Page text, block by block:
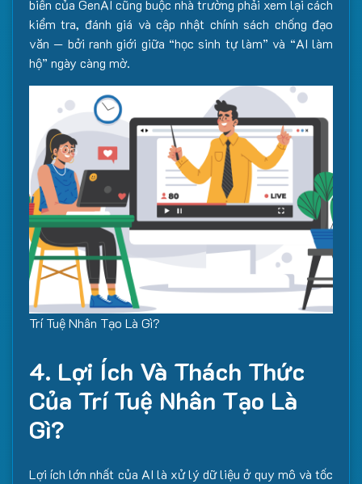
biến của GenAI cũng buộc nhà trường phải xem lại cách
kiểm tra, đánh giá và cập nhật chính sách chống đạo
văn — bởi ranh giới giữa “học sinh tự làm” và “AI làm
hộ” ngày càng mờ.
Trí Tuệ Nhân Tạo Là Gì?
4. Lợi Ích Và Thách Thức
Của Trí Tuệ Nhân Tạo Là
Gì?
Lợi ích lớn nhất của AI là xử lý dữ liệu ở quy mô và tốc